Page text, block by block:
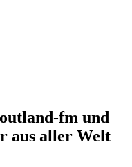
fm und
aus aller Welt